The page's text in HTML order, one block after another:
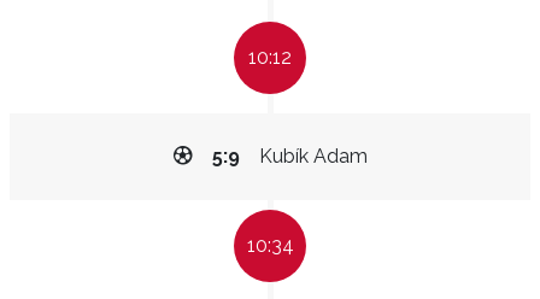
10:12
Kubík Adam
5:9
10:34